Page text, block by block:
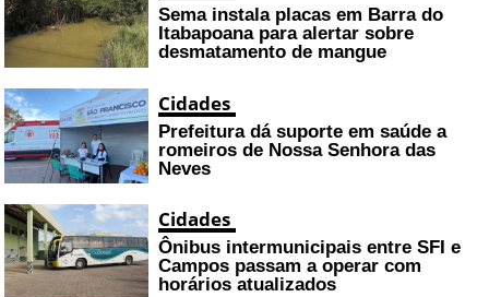
Sema instala placas em Barra do
Itabapoana para alertar sobre
desmatamento de mangue
Cidades
Prefeitura dá suporte em saúde a
romeiros de Nossa Senhora das
Neves
Cidades
Ônibus intermunicipais entre SFI e
Campos passam a operar com
horários atualizados